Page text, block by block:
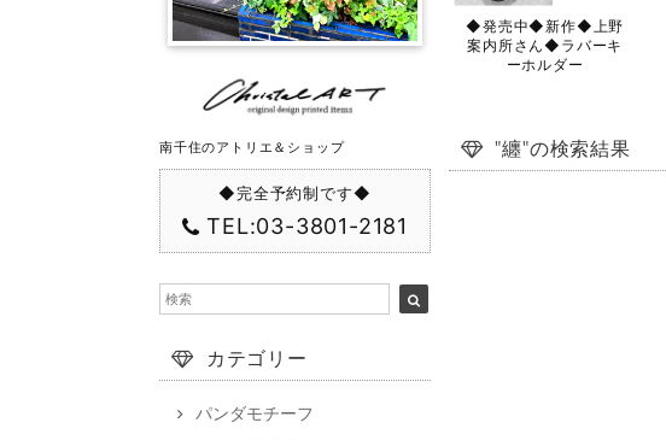
南千住のアトリエ＆ショップ
◆完全予約制です◆
TEL:03-3801-2181
カテゴリー
パンダモチーフ
◆発売中◆新作◆上野
案内所さん◆ラバーキ
ーホルダー
"纏"の検索結果